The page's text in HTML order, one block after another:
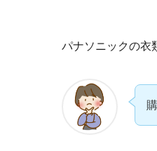
パナソニックの衣